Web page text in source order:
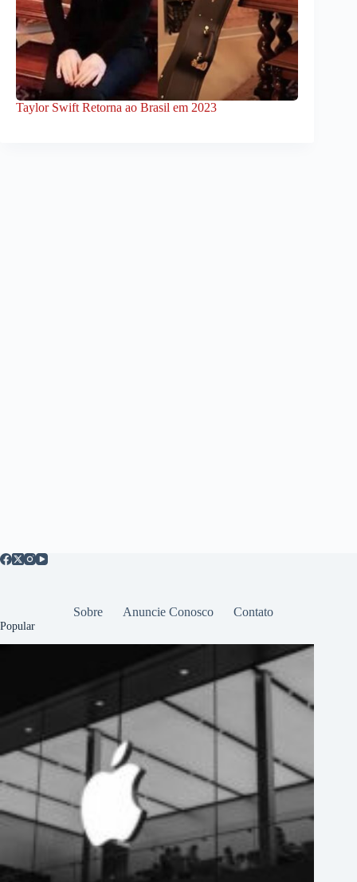
Taylor Swift Retorna ao Brasil em 2023
Sobre Anuncie Conosco Contato
Popular